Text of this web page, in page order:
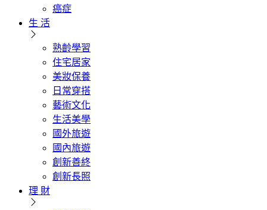
癌症
生 活
熟齡學習
住宅居家
美妝保養
日常穿搭
藝術文化
生活美學
國外旅遊
國內旅遊
創新善終
創新長照
理 財